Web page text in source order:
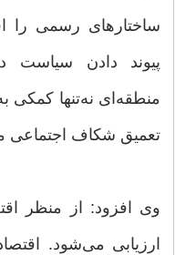
ساختارهای رسمی را
پیوند دادن سیاست
منطقه‌ای نه‌تنها
تعمیق شکاف اجتماعی
وی افزود: از منظر
ارزیابی می‌شود.